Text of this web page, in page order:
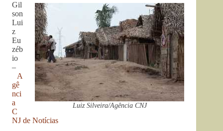
Luiz Silveira/Agência CNJ
Gil
son
Lui
z
Eu
zéb
io
–
A
gê
nci
a
C
NJ de Notícias